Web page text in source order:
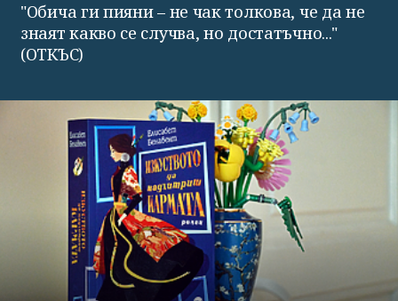
"Обича ги пияни – не чак толкова, че да не
знаят какво се случва, но достатъчно..."
(ОТКЪС)